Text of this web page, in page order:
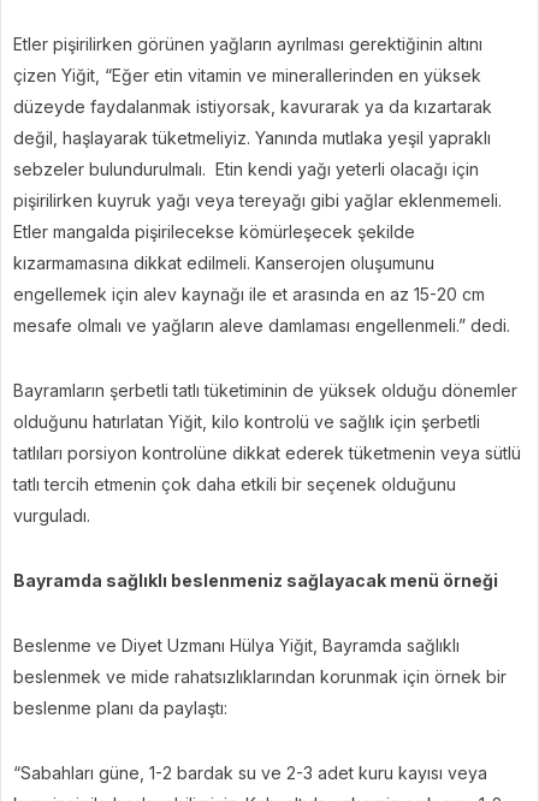
Etler pişirilirken görünen yağların ayrılması gerektiğinin altını
çizen Yiğit, “Eğer etin vitamin ve minerallerinden en yüksek
düzeyde faydalanmak istiyorsak, kavurarak ya da kızartarak
değil, haşlayarak tüketmeliyiz. Yanında mutlaka yeşil yapraklı
sebzeler bulundurulmalı. Etin kendi yağı yeterli olacağı için
pişirilirken kuyruk yağı veya tereyağı gibi yağlar eklenmemeli.
Etler mangalda pişirilecekse kömürleşecek şekilde
kızarmamasına dikkat edilmeli. Kanserojen oluşumunu
engellemek için alev kaynağı ile et arasında en az 15-20 cm
mesafe olmalı ve yağların aleve damlaması engellenmeli.” dedi.
Bayramların şerbetli tatlı tüketiminin de yüksek olduğu dönemler
olduğunu hatırlatan Yiğit, kilo kontrolü ve sağlık için şerbetli
tatlıları porsiyon kontrolüne dikkat ederek tüketmenin veya sütlü
tatlı tercih etmenin çok daha etkili bir seçenek olduğunu
vurguladı.
Bayramda sağlıklı beslenmeniz sağlayacak menü örneği
Beslenme ve Diyet Uzmanı Hülya Yiğit, Bayramda sağlıklı
beslenmek ve mide rahatsızlıklarından korunmak için örnek bir
beslenme planı da paylaştı:
“Sabahları güne, 1-2 bardak su ve 2-3 adet kuru kayısı veya